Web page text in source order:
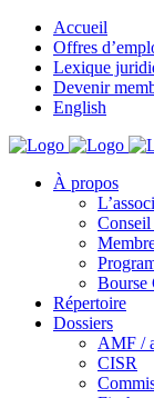
Accueil
Offres
Lexique
Devenir
English
À propos
Conseil
Bourse
Répertoire
Dossiers
AMF /
CISR